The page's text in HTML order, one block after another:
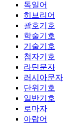
독일어
히브리어
괄호기호
학술기호
기술기호
첨자기호
라틴문자
러시아문자
단위기호
일반기호
로마자
아랍어